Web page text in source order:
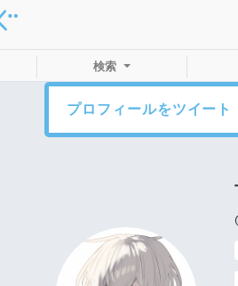
検索
プロフィールをツイート